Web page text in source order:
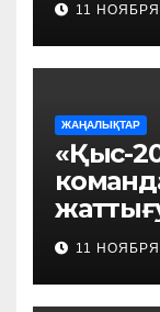
11
ЖАҢАЛЫҚТАР
«Қыс-
11